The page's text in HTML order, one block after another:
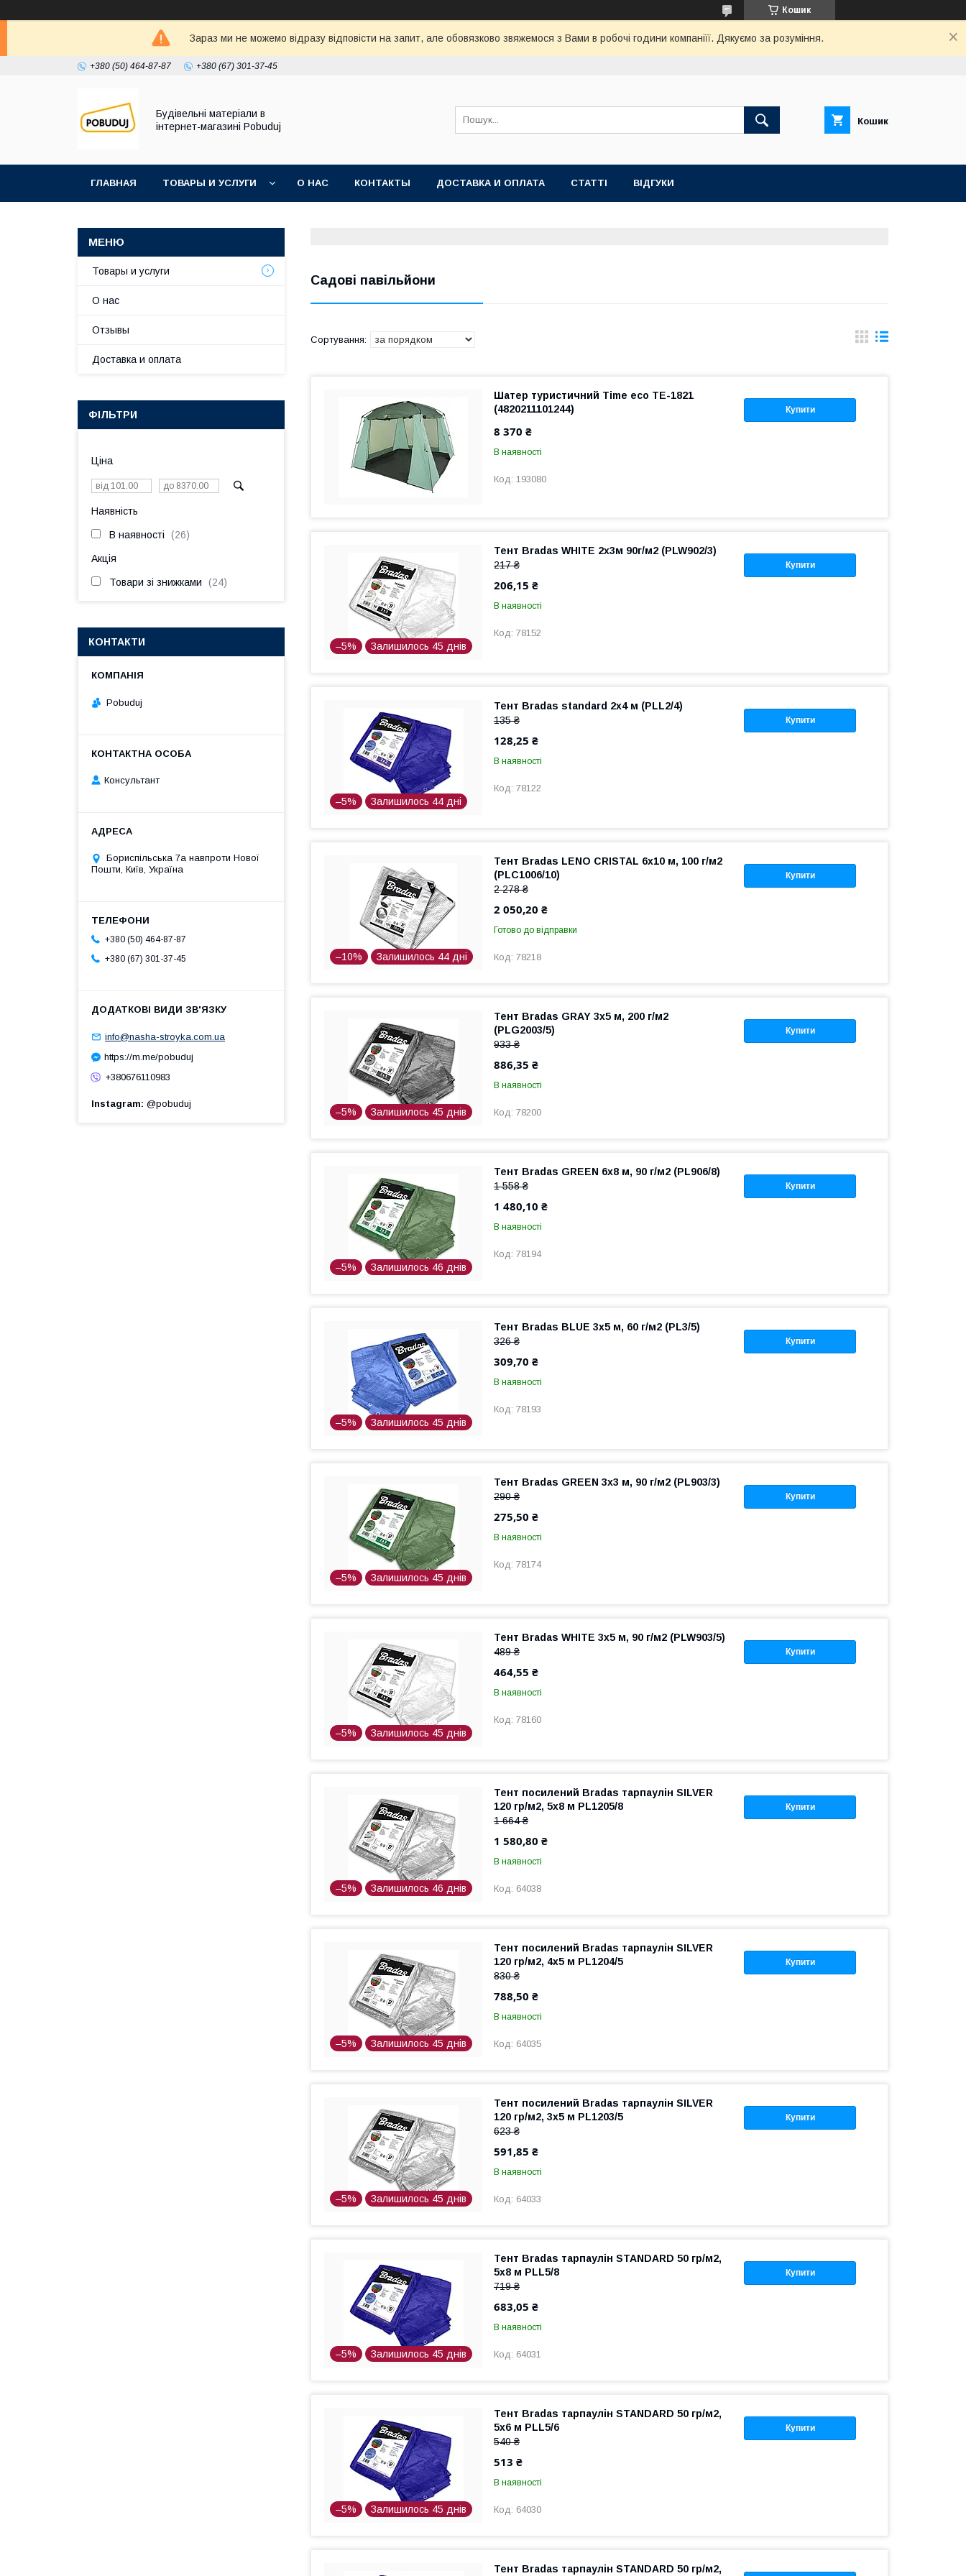
Кошик
Зараз ми не можемо відразу відповісти на запит, але обовязково звяжемося з Вами в робочі години компаніїї. Дякуємо за розуміння.
+380 (50) 464-87-87 +380 (67) 301-37-45
Будівельні матеріали в
інтернет-магазині Pobuduj
Кошик
ГЛАВНАЯ ТОВАРЫ И УСЛУГИ О НАС КОНТАКТЫ ДОСТАВКА И ОПЛАТА СТАТТІ ВІДГУКИ
Садові павільйони
Купити
Шатер туристичний Time eco TE-1821
(4820211101244)
8 370 ₴
В наявності
193080
–5% Залишилось 45 днів
Купити
Тент Bradas WHITE 2х3м 90г/м2 (PLW902/3)
217 ₴
206,15 ₴
В наявності
78152
–5% Залишилось 44 дні
Купити
Тент Bradas standard 2x4 м (PLL2/4)
135 ₴
128,25 ₴
В наявності
78122
–10% Залишилось 44 дні
Купити
Тент Bradas LENO CRISTAL 6x10 м, 100 г/м2
(PLC1006/10)
2 278 ₴
2 050,20 ₴
Готово до відправки
78218
–5% Залишилось 45 днів
Купити
Тент Bradas GRAY 3x5 м, 200 г/м2
(PLG2003/5)
933 ₴
886,35 ₴
В наявності
78200
–5% Залишилось 46 днів
Купити
Тент Bradas GREEN 6x8 м, 90 г/м2 (PL906/8)
1 558 ₴
1 480,10 ₴
В наявності
78194
–5% Залишилось 45 днів
Купити
Тент Bradas BLUE 3x5 м, 60 г/м2 (PL3/5)
326 ₴
309,70 ₴
В наявності
78193
–5% Залишилось 45 днів
Купити
Тент Bradas GREEN 3x3 м, 90 г/м2 (PL903/3)
290 ₴
275,50 ₴
В наявності
78174
–5% Залишилось 45 днів
Купити
Тент Bradas WHITE 3x5 м, 90 г/м2 (PLW903/5)
489 ₴
464,55 ₴
В наявності
78160
–5% Залишилось 46 днів
Купити
Тент посилений Bradas тарпаулін SILVER
120 гр/м2, 5x8 м PL1205/8
1 664 ₴
1 580,80 ₴
В наявності
64038
–5% Залишилось 45 днів
Купити
Тент посилений Bradas тарпаулін SILVER
120 гр/м2, 4x5 м PL1204/5
830 ₴
788,50 ₴
В наявності
64035
–5% Залишилось 45 днів
Купити
Тент посилений Bradas тарпаулін SILVER
120 гр/м2, 3x5 м PL1203/5
623 ₴
591,85 ₴
В наявності
64033
–5% Залишилось 45 днів
Купити
Тент Bradas тарпаулін STANDARD 50 гр/м2,
5x8 м PLL5/8
719 ₴
683,05 ₴
В наявності
64031
–5% Залишилось 45 днів
Купити
Тент Bradas тарпаулін STANDARD 50 гр/м2,
5x6 м PLL5/6
540 ₴
513 ₴
В наявності
64030
Тент Bradas тарпаулін STANDARD 50 гр/м2,
Товары и услуги
О нас
Отзывы
Доставка и оплата
ФІЛЬТРИ
Ціна
Наявність
В наявності 26
Акція
Товари зі знижками 24
КОНТАКТИ
Pobuduj
Консультант
Бориспільська 7а навпроти Нової
Пошти, Київ, Україна
+380 (50) 464-87-87
+380 (67) 301-37-45
info@nasha-stroyka.com.ua
https://m.me/pobuduj
+380676110983
Instagram @pobuduj